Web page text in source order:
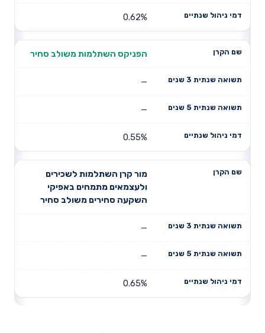
0.62%
הפניקס השתלמות משולב סחיר
—
—
0.55%
מור קרן השתלמות לשכירים
ולעצמאים מתמחים באפיקי
השקעה סחירים משולב סחיר
—
—
0.65%